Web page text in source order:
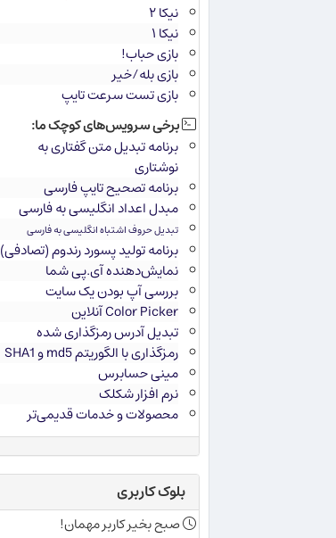
نیکا ۲
نیکا ۱
بازی حباب!
بازی بله/خیر
بازی تست سرعت تایپ
برخی سرویس‌های کوچک ما:
برنامه تبدیل متن گفتاری به
نوشتاری
برنامه تصحیح تایپ فارسی
مبدل اعداد انگلیسی به فارسی
تبدیل حروف اشتباه انگلیسی به فارسی
برنامه تولید پسورد رندوم (تصادفی)
نمایش‌دهنده آی.پی شما
بررسی آپ بودن یک سایت
Color Picker آنلاین
تبدیل آدرس رمزگذاری شده
رمزگذاری با الگوریتم md5 و SHA1
مینی حسابرس
نرم افزار شکلک
محصولات و خدمات قدیمی‌تر
بلوک کاربری
صبح بخیر کاربر مهمان!